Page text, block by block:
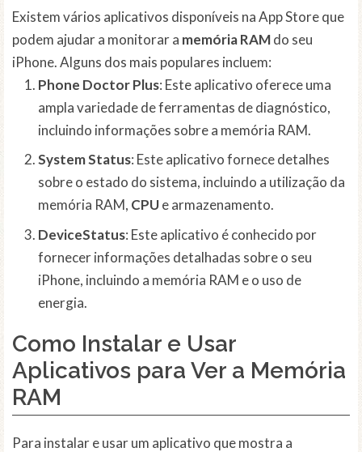
Existem vários aplicativos disponíveis na App Store que
podem ajudar a monitorar a memória RAMdo seu
iPhone. Alguns dos mais populares incluem:
Phone Doctor Plus: Este aplicativo oferece uma
ampla variedade de ferramentas de diagnóstico,
incluindo informações sobre a memória RAM.
System Status: Este aplicativo fornece detalhes
sobre o estado do sistema, incluindo a utilização da
memória RAM, CPUe armazenamento.
DeviceStatus: Este aplicativo é conhecido por
fornecer informações detalhadas sobre o seu
iPhone, incluindo a memória RAM e o uso de
energia.
Como Instalar e Usar
Aplicativos para Ver a Memória
RAM
Para instalar e usar um aplicativo que mostra a